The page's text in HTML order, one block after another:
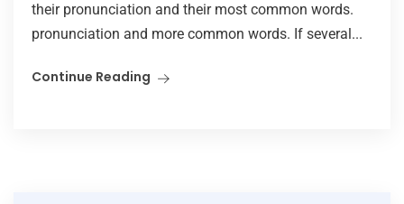
their pronunciation and their most common words.
pronunciation and more common words. If several...
Continue Reading